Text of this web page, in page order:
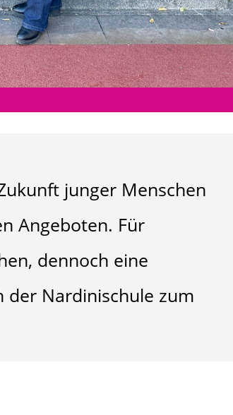
junger Menschen
Angeboten. Für
dennoch eine
der Nardinischule zum